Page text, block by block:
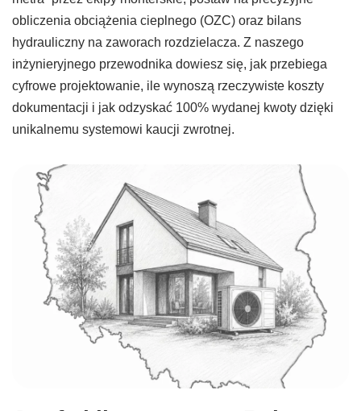
obliczenia obciążenia cieplnego (OZC) oraz bilans
hydrauliczny na zaworach rozdzielacza. Z naszego
inżynieryjnego przewodnika dowiesz się, jak przebiega
cyfrowe projektowanie, ile wynoszą rzeczywiste koszty
dokumentacji i jak odzyskać 100% wydanej kwoty dzięki
unikalnemu systemowi kaucji zwrotnej.